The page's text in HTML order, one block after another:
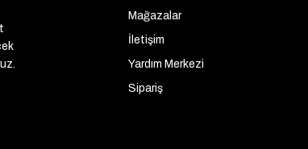
Mağazalar
İletişim
Yardım Merkezi
Sipariş